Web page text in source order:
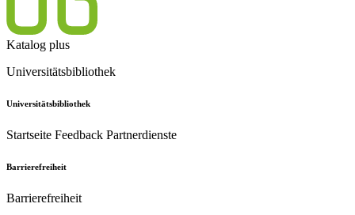
Katalog plus
Universitätsbibliothek
Universitätsbibliothek
Startseite Feedback Partnerdienste
Barrierefreiheit
Barrierefreiheit